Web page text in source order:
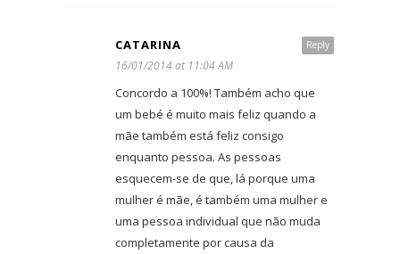
Reply
CATARINA
16/01/2014 at 11:04 AM
Concordo a 100%! Também acho que
um bebé é muito mais feliz quando a
mãe também está feliz consigo
enquanto pessoa. As pessoas
esquecem-se de que, lá porque uma
mulher é mãe, é também uma mulher e
uma pessoa individual que não muda
completamente por causa da